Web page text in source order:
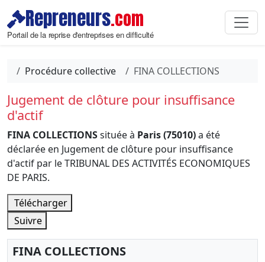
Repreneurs.com
Portail de la reprise d'entreprises en difficulté
Procédure collective FINA COLLECTIONS
Jugement de clôture pour insuffisance
d'actif
FINA COLLECTIONSsituée à Paris (75010)a été
déclarée en Jugement de clôture pour insuffisance
d'actif par le TRIBUNAL DES ACTIVITÉS ECONOMIQUES
DE PARIS.
Télécharger
Suivre
FINA COLLECTIONS